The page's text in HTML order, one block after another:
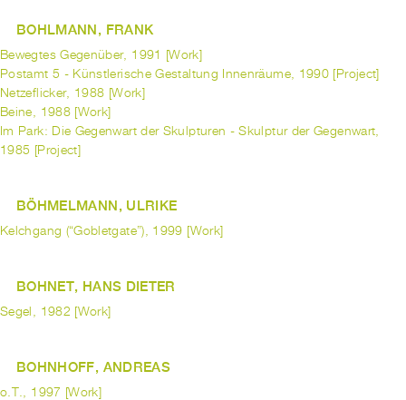
BOHLMANN, FRANK
Bewegtes Gegenüber, 1991 [Work]
Postamt 5 - Künstlerische Gestaltung Innenräume, 1990 [Project]
Netzeflicker, 1988 [Work]
Beine, 1988 [Work]
Im Park: Die Gegenwart der Skulpturen - Skulptur der Gegenwart,
1985 [Project]
BÖHMELMANN, ULRIKE
Kelchgang (“Gobletgate”), 1999 [Work]
BOHNET, HANS DIETER
Segel, 1982 [Work]
BOHNHOFF, ANDREAS
o.T., 1997 [Work]